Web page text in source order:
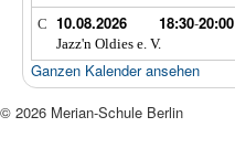
10.08.2026 18:30-20:00
Jazz'n Oldies e. V.
Ganzen Kalender ansehen
© 2026 Merian-Schule Berlin